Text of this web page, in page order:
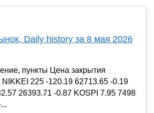
Daily history за 8 мая 2026
пункты Цена закрытия
225 -120.19 62713.65 -0.19
26393.71 -0.87 KOSPI 7.95 7498